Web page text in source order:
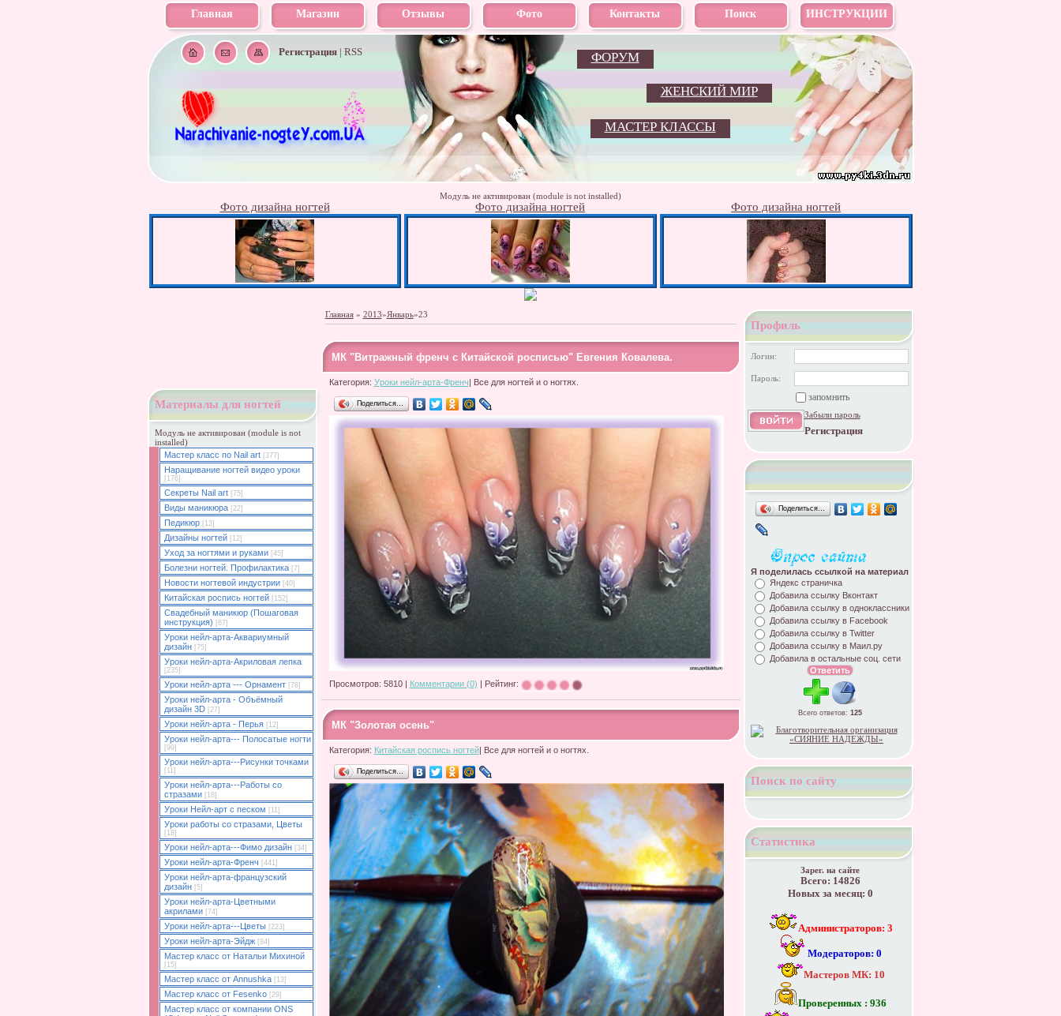
Главная Магазин Отзывы Фото Контакты Поиск ИНСТРУКЦИИ
Регистрация| RSS ФОРУМ
ЖЕНСКИЙ МИР
МАСТЕР КЛАССЫ
Модуль не активирован (module is not installed)
Фото дизайна ногтей Фото дизайна ногтей Фото дизайна ногтей
Главная» 2013»Январь»23
МК "Витражный френч с Китайской росписью" Евгения Ковалева.
Категория: Уроки нейл-арта-Френч| Все для ногтей и о ногтях.
Поделиться…
Просмотров: 5810 | Комментарии (0) | Рейтинг:
МК "Золотая осень"
Категория: Китайская роспись ногтей| Все для ногтей и о ногтях.
Поделиться…
Профиль
Логин:
Пароль:
запомнить
Забыли пароль
Регистрация
Поделиться…
Я поделилась ссылкой на материал
Яндекс страничка
Добавила ссылку Вконтакт
Добавила ссылку в одноклассники
Добавила ссылку в Facebook
Добавила ссылку в Twitter
Добавила ссылку в Маил.ру
Добавила в остальные соц. сети
Всего ответов: 125
Поиск по сайту
Статистика
Зарег. на сайте
Всего: 14826
Новых за месяц: 0
Администраторов: 3
Модераторов: 0
Мастеров МК: 10
Проверенных : 936
Материалы для ногтей
Модуль не активирован (module is not
installed)
Мастер класс по Nail art
[377]
Наращивание ногтей видео уроки
[176]
Секреты Nail art [75]
Виды маникюра [22]
Педикюр [13]
Дизайны ногтей [12]
Уход за ногтями и руками [45]
Болезни ногтей. Профилактика [7]
Новости ногтевой индустрии [40]
Китайская роспись ногтей [152]
Свадебный маникюр (Пошаговая
инструкция)
[67]
Уроки нейл-арта-Аквариумный
дизайн
[75]
Уроки нейл-арта-Акриловая лепка
[235]
Уроки нейл-арта --- Орнамент [78]
Уроки нейл-арта - Объёмный
дизайн 3D
[27]
Уроки нейл-арта - Перья [12]
Уроки нейл-арта--- Полосатые ногти
[99]
Уроки нейл-арта---Рисунки точками
[11]
Уроки нейл-арта---Работы со
стразами
[18]
Уроки Нейл-арт с песком [11]
Уроки работы со стразами, Цветы
[18]
Уроки нейл-арта---Фимо дизайн [34]
Уроки нейл-арта-Френч [441]
Уроки нейл-арта-французский
дизайн
[5]
Уроки нейл-арта-Цветными
акрилами
[74]
Уроки нейл-арта---Цветы [223]
Уроки нейл-арта-Эйдж [84]
Мастер класс от Натальи Михиной
[15]
Мастер класс от Annushka [13]
Мастер класс от Fesenko [29]
Мастер класс от компании ONS